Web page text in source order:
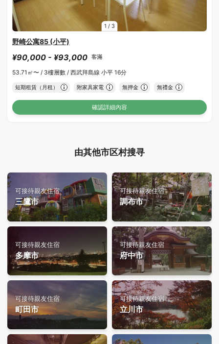
1 / 3
野崎公寓85 (小平)
¥90,000 - ¥93,000 客滿
53.71㎡〜 / 3樓層數 / 西武拜島線 小平 16分
短期租賃（月租） 附家具家電 無押金 無禮金
確認詳細內容
由其他市区村搜寻
可接待親友住宿
三鷹市
可接待親友住宿
調布市
可接待親友住宿
多摩市
可接待親友住宿
府中市
可接待親友住宿
町田市
可接待親友住宿
立川市